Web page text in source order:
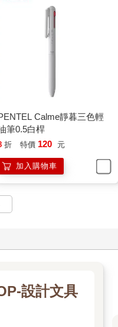
Calme靜暮三色輕
筆0.5白桿
折 特價 120 元
加入購物車
設計文具